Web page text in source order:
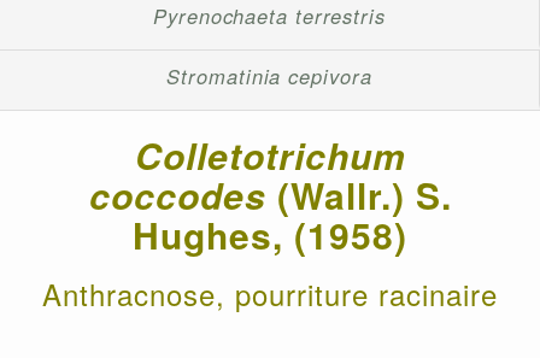
Pyrenochaeta terrestris
Stromatinia cepivora
Colletotrichum
coccodes (Wallr.) S.
Hughes, (1958)
Anthracnose, pourriture racinaire